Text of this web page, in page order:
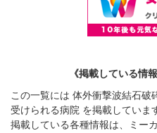
《掲載している情
この一覧には 体外衝撃波結石
受けられる病院 を掲載していま
掲載している各種情報は、ミー